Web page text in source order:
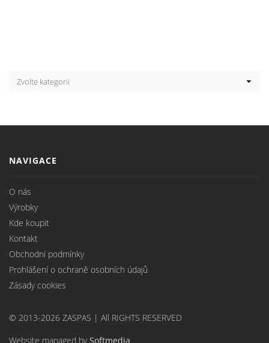
NAVIGACE
O nás
Výrobky
Kde koupit
Kontakt
Obchodní podmínky
Prohlášení o ochraně osobních údajů
Zásady cookies
© 2013-2026 ZASPAS | All RIGHTS RESERVED
Website managed bySoftmedia